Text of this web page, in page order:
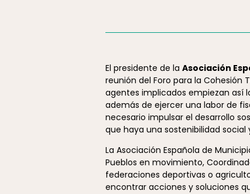
El presidente de la Asociación
reunión del Foro para la Cohesión
agentes implicados empiezan así
además de ejercer una labor de
necesario impulsar el desarrollo
que haya una sostenibilidad social
La Asociación Española de
Pueblos en movimiento,
federaciones deportivas o
encontrar acciones y soluciones